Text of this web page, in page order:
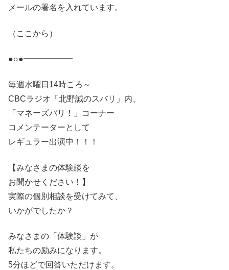
メールの署名を入れています。
（ここから）
●○●━━━━━━
毎週水曜日14時ころ～
CBCラジオ「北野誠のスバリ」内、
「マネーズバリ！」コーナー
コメンテーターとして
レギュラー出演中！！！
【みなさまの体験談を
お聞かせください！】
実際の個別相談を受けてみて、
いかがでしたか？
みなさまの「体験談」が
私たちの励みになります。
5分ほどで回答いただけます。